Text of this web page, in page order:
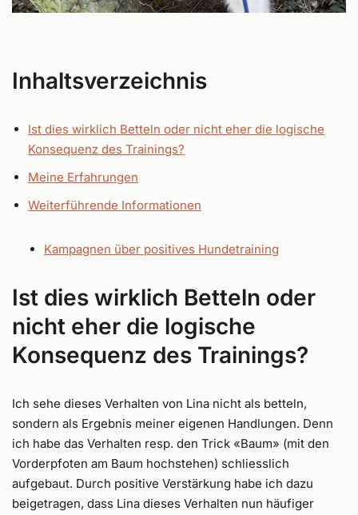
Inhaltsverzeichnis
Ist dies wirklich Betteln oder nicht eher die logische
Konsequenz des Trainings?
Meine Erfahrungen
Weiterführende Informationen
Kampagnen über positives Hundetraining
Ist dies wirklich Betteln oder
nicht eher die logische
Konsequenz des Trainings?
Ich sehe dieses Verhalten von Lina nicht als betteln,
sondern als Ergebnis meiner eigenen Handlungen. Denn
ich habe das Verhalten resp. den Trick «Baum» (mit den
Vorderpfoten am Baum hochstehen) schliesslich
aufgebaut. Durch positive Verstärkung habe ich dazu
beigetragen, dass Lina dieses Verhalten nun häufiger